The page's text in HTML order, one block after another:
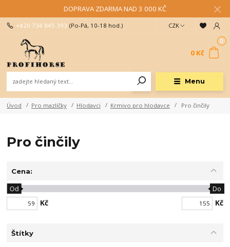
DOPRAVA ZDARMA NAD 3 000 KČ
Menu
CZK
+420 734 845 393 (Po-Pá, 10-18 hod.)
0
0 Kč
Úvod Pro mazlíčky Hlodavci Krmivo pro hlodavce Pro činčily
Pro činčily
Cena:
Kč
Od Do
Kč
Štítky